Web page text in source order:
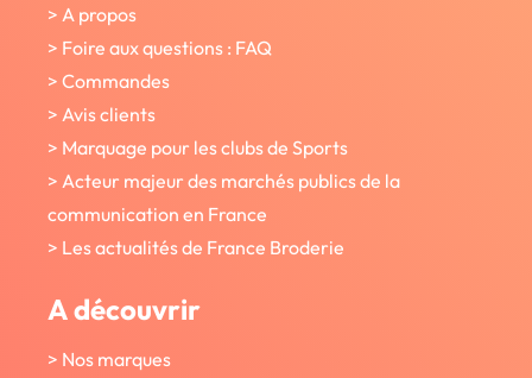
> A propos
> Foire aux questions : FAQ
> Commandes
> Avis clients
> Marquage pour les clubs de Sports
> Acteur majeur des marchés publics de la
communication en France
> Les actualités de France Broderie
A découvrir
> Nos marques